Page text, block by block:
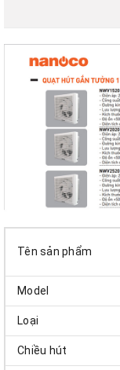
Tên sản phẩm
Model
Loại
Chiều hút